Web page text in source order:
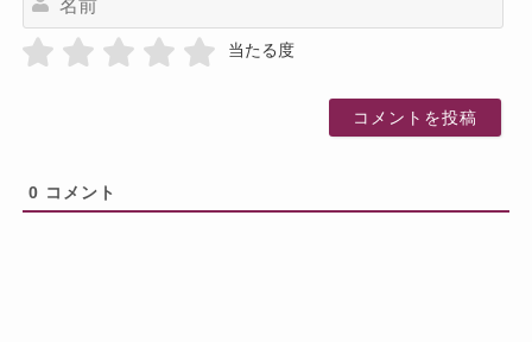
当たる度
0 コメント